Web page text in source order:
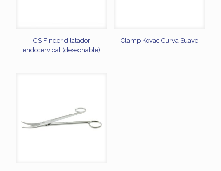
OS Finder dilatador
endocervical (desechable)
Clamp Kovac Curva Suave